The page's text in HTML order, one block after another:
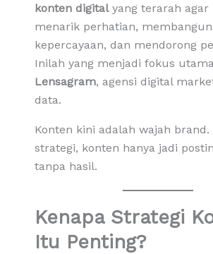
konten digitalyang terarah agar
menarik perhatian, membangun
kepercayaan, dan mendorong
Inilah yang menjadi fokus utama
Lensagram, agensi digital
data.
Konten kini adalah wajah brand.
strategi, konten hanya jadi
tanpa hasil.
Kenapa Strategi
Itu Penting?